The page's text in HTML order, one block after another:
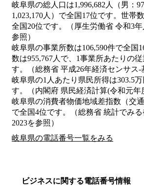
岐阜県の総人口は1,996,682人（男：
1,023,170人）で全国17位です。世帯
全国20位です。（厚生労働省 令和3
参照）
岐阜県の事業所数は106,590件で全国
数は955,767人で、1事業所あたりの
す。（総務省 平成26年経済センサス‐
岐阜県の1人あたり県民所得は303.5
す。（内閣府 県民経済計算(令和元年
岐阜県の消費者物価地域差指数（交
で全国4位です。（総務省 統計でみ
2023を参照）
岐阜県の電話番号一覧をみる
ビジネスに関する電話番号情報